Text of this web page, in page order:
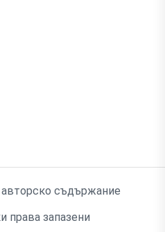
авторско съдържание
права запазени